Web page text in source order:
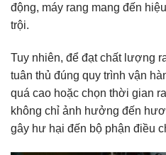
động, máy rang mang đến
trội.
Tuy nhiên, để đạt chất lượng
tuân thủ đúng quy trình vận
quá cao hoặc chọn thời gian
không chỉ ảnh hưởng đến
gây hư hại đến bộ phận điều